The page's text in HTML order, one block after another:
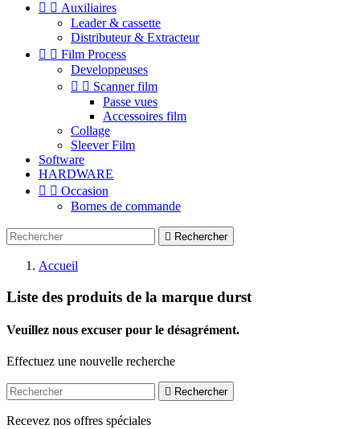
  Auxiliaires
Leader & cassette
Distributeur & Extracteur
  Film Process
Developpeuses
  Scanner film
Passe vues
Accessoires film
Collage
Sleever Film
Software
HARDWARE
  Occasion
Bornes de commande
 Rechercher
Accueil
Liste des produits de la marque durst
Veuillez nous excuser pour le désagrément.
Effectuez une nouvelle recherche
 Rechercher
Recevez nos offres spéciales